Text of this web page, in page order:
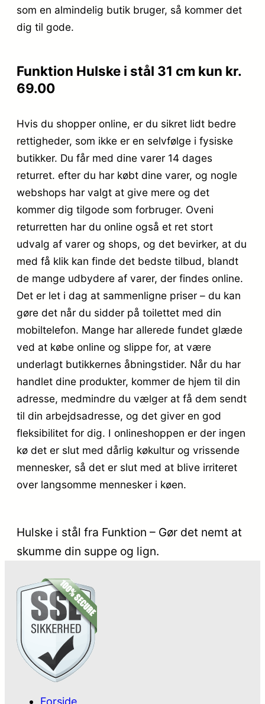
som en almindelig butik bruger, så kommer det
dig til gode.
Funktion Hulske i stål 31 cm kun kr.
69.00
Hvis du shopper online, er du sikret lidt bedre
rettigheder, som ikke er en selvfølge i fysiske
butikker. Du får med dine varer 14 dages
returret. efter du har købt dine varer, og nogle
webshops har valgt at give mere og det
kommer dig tilgode som forbruger. Oveni
returretten har du online også et ret stort
udvalg af varer og shops, og det bevirker, at du
med få klik kan finde det bedste tilbud, blandt
de mange udbydere af varer, der findes online.
Det er let i dag at sammenligne priser – du kan
gøre det når du sidder på toilettet med din
mobiltelefon. Mange har allerede fundet glæde
ved at købe online og slippe for, at være
underlagt butikkernes åbningstider. Når du har
handlet dine produkter, kommer de hjem til din
adresse, medmindre du vælger at få dem sendt
til din arbejdsadresse, og det giver en god
fleksibilitet for dig. I onlineshoppen er der ingen
kø det er slut med dårlig køkultur og vrissende
mennesker, så det er slut med at blive irriteret
over langsomme mennesker i køen.
Hulske i stål fra Funktion – Gør det nemt at
skumme din suppe og lign.
Forside